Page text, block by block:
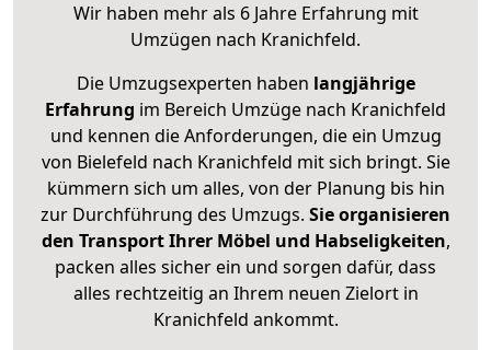
Wir haben mehr als 6 Jahre Erfahrung mit
Umzügen nach Kranichfeld.
Die Umzugsexperten haben langjährige
Erfahrung im Bereich Umzüge nach Kranichfeld
und kennen die Anforderungen, die ein Umzug
von Bielefeld nach Kranichfeld mit sich bringt. Sie
kümmern sich um alles, von der Planung bis hin
zur Durchführung des Umzugs. Sie organisieren
den Transport Ihrer Möbel und Habseligkeiten,
packen alles sicher ein und sorgen dafür, dass
alles rechtzeitig an Ihrem neuen Zielort in
Kranichfeld ankommt.